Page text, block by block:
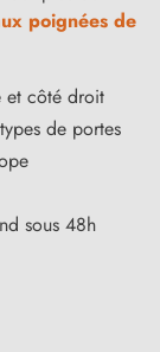
poignées de
et côté droit
de portes
sous 48h